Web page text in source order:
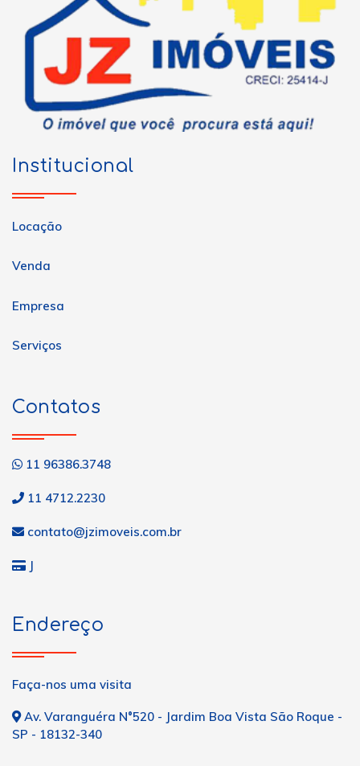
Institucional
Locação
Venda
Empresa
Serviços
Contatos
11 96386.3748
11 4712.2230
contato@jzimoveis.com.br
J
Endereço
Faça-nos uma visita
Av. Varanguéra N°520 - Jardim Boa Vista São Roque -
SP - 18132-340